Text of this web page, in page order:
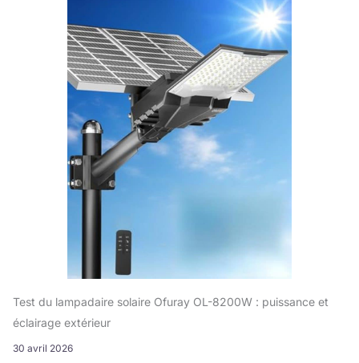
Test du lampadaire solaire Ofuray OL-8200W : puissance et
éclairage extérieur
30 avril 2026